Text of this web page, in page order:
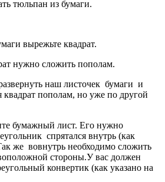
тюльпан из бумаги.
вырежьте квадрат.
нужно сложить пополам.
наш листочек бумаги и
пополам, но уже по другой
бумажный лист. Его нужно
спрятался внутрь (как
же вовнутрь необходимо сложить
стороны.У вас должен
конвертик (как указано на